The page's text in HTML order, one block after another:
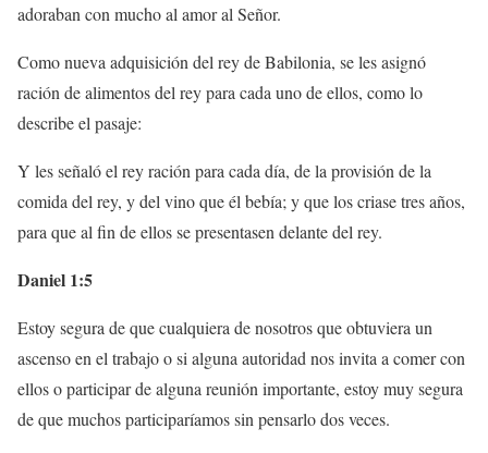
adoraban con mucho al amor al Señor.
Como nueva adquisición del rey de Babilonia, se les asignó
ración de alimentos del rey para cada uno de ellos, como lo
describe el pasaje:
Y les señaló el rey ración para cada día, de la provisión de la
comida del rey, y del vino que él bebía; y que los criase tres años,
para que al fin de ellos se presentasen delante del rey.
Daniel 1:5
Estoy segura de que cualquiera de nosotros que obtuviera un
ascenso en el trabajo o si alguna autoridad nos invita a comer con
ellos o participar de alguna reunión importante, estoy muy segura
de que muchos participaríamos sin pensarlo dos veces.